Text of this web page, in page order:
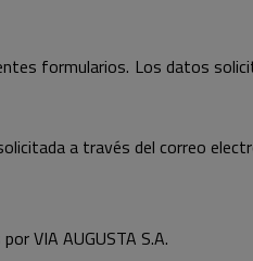
formularios. Los datos
a través del correo
VIA AUGUSTA S.A.